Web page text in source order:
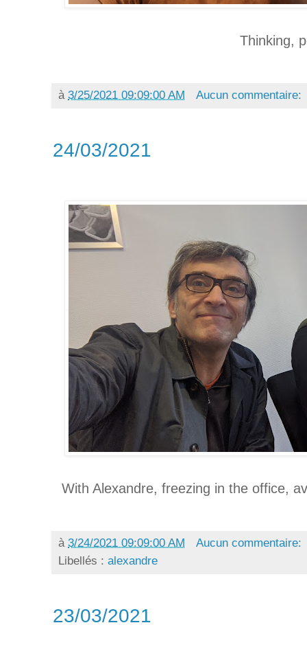
Thinking,
à 3/25/2021 09:09:00 AM Aucun commentaire:
24/03/2021
With Alexandre, freezing in the office,
à 3/24/2021 09:09:00 AM
Aucun commentaire:
Libellés : alexandre
23/03/2021